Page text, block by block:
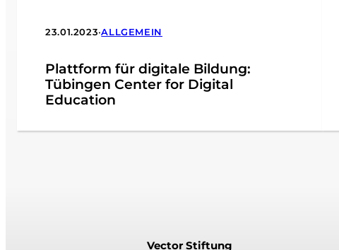
23.01.2023•ALLGEMEIN
Plattform für digitale Bildung:
Tübingen Center for Digital
Education
Vector Stiftung